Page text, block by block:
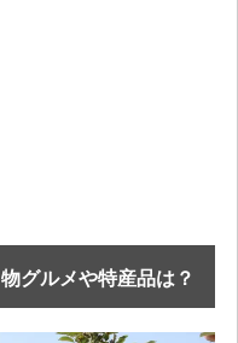
グルメや特産品は？